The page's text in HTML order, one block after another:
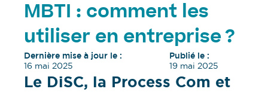
MBTI : comment les
utiliser en entreprise ?
Dernière mise à jour le :
16 mai 2025
Publié le :
19 mai 2025
Le DiSC, la Process Com et